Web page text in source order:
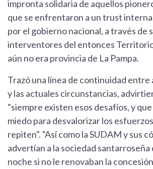
impronta solidaria de aquellos
que se enfrentaron a un trust
por el gobierno nacional, a través de
interventores del entonces
aún no era provincia de La Pampa.
Trazó una línea de continuidad entre
y las actuales circunstancias,
"siempre existen esos desafíos, y
miedo para desvalorizar los
repiten". "Así como la SUDAM y sus
advertían a la sociedad santarroseña
noche si no le renovaban la